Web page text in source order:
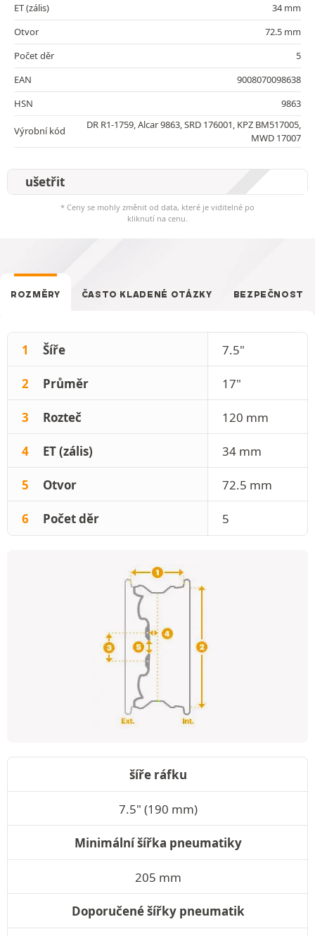
ET (zális)
34 mm
Otvor
72.5 mm
Počet děr
5
EAN
9008070098638
HSN
9863
Výrobní kód
DR R1-1759, Alcar 9863, SRD 176001, KPZ BM517005,
MWD 17007
ušetřit
* Ceny se mohly změnit od data, které je viditelné po
kliknutí na cenu.
ROZMĚRY ČASTO KLADENÉ OTÁZKY BEZPEČNOST
1 Šíře 7.5"
2 Průměr 17"
3 Rozteč 120 mm
4 ET (zális) 34 mm
5 Otvor 72.5 mm
6 Počet děr 5
šíře ráfku
7.5" (190 mm)
Minimální šířka pneumatiky
205 mm
Doporučené šířky pneumatik